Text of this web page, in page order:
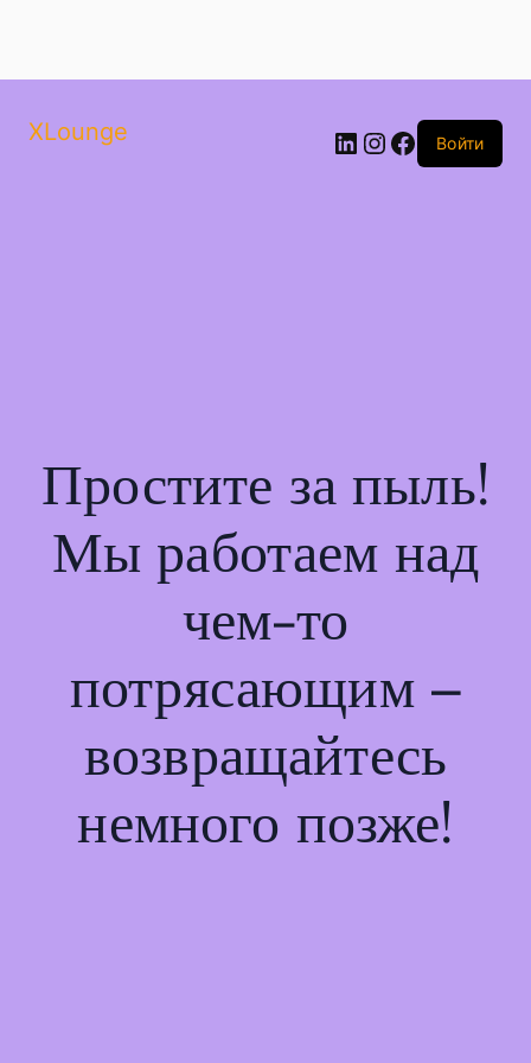
XLounge Войти
Простите за пыль!
Мы работаем над
чем-то
потрясающим –
возвращайтесь
немного позже!